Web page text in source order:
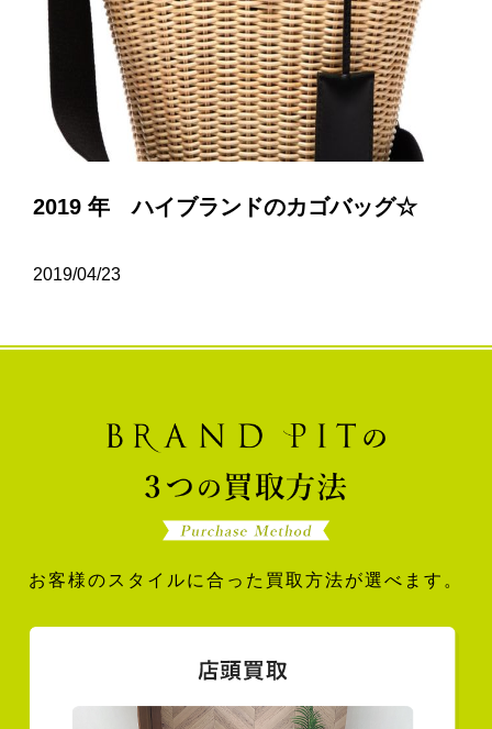
2019 年 ハイブランドのカゴバッグ☆
2019/04/23
お客様のスタイルに合った買取方法が選べます。